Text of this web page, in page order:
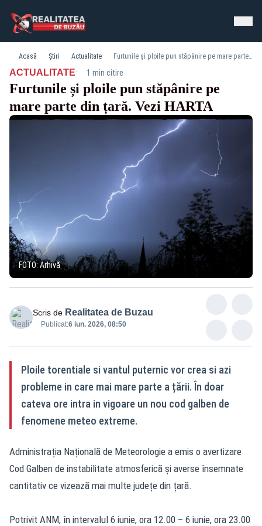
Acasă Știri Actualitate Furtunile și ploile pun stăpânire pe mare parte din țară. Vezi HARTA
ACTUALITATE· 1 min citire
Furtunile și ploile pun stăpânire pe
mare parte din țară. Vezi HARTA
FOTO: Arhivă
Scris de Realitatea de Buzau
Publicat:6 iun. 2026, 08:50
Ploile torentiale si vantul puternic vor crea si azi
probleme in care mai mare parte a țării. În doar
cateva ore intra in vigoare un nou cod galben de
fenomene meteo extreme.
Administrația Națională de Meteorologie a emis o avertizare
Cod Galben de instabilitate atmosferică și averse însemnate
cantitativ ce vizează mai multe județe din țară.
Potrivit ANM, în intervalul 6 iunie, ora 12.00 – 6 iunie, ora 23.00